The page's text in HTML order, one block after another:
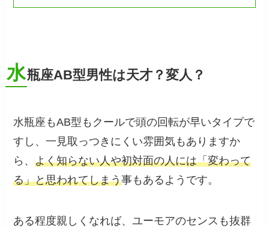
水瓶座AB型男性は天才？変人？
水瓶座もAB型もクールで頭の回転が早いタイプで
すし、一見取っつきにくい雰囲気もありますか
ら、よく知らない人や初対面の人には「変わって
る」と思われてしまう事もあるようです。
ある程度親しくなれば、ユーモアのセンスも抜群